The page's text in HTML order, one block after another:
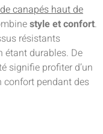
canapés haut de
style et confort.
résistants
étant durables. De
signifie profiter d’un
confort pendant des